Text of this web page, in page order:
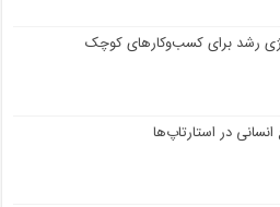
رشد برای کسب‌وکارهای کوچک
در استارتاپ‌ها